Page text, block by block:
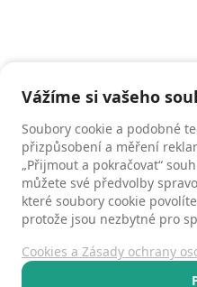
Vážíme si vašeho
Soubory cookie a podobné
přizpůsobení a měření
„Přijmout a pokračovat“
můžete své předvolby
které soubory cookie
protože jsou nezbytné pro
Cookies a Zásady ochrany